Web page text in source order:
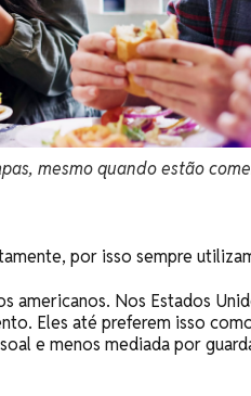
mesmo quando estão
por isso sempre
americanos. Nos Estados
Eles até preferem isso
e menos mediada por